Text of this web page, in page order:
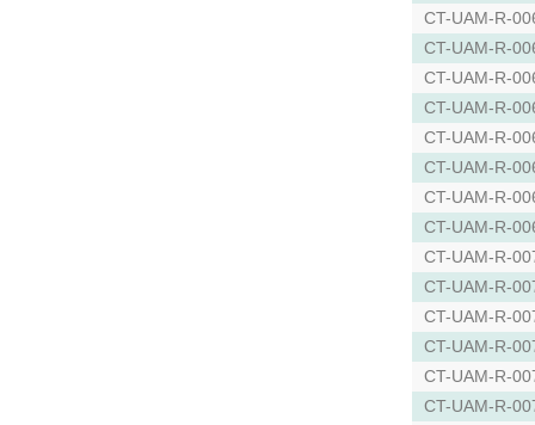
CT-UAM-R-
CT-UAM-R-
CT-UAM-R-
CT-UAM-R-
CT-UAM-R-
CT-UAM-R-
CT-UAM-R-
CT-UAM-R-
CT-UAM-R-
CT-UAM-R-
CT-UAM-R-
CT-UAM-R-
CT-UAM-R-
CT-UAM-R-